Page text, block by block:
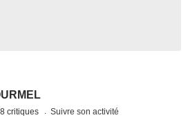
critiques Suivre son activité